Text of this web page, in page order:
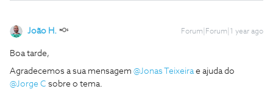
João H. Forum|Forum|1 year ago
Boa tarde,
Agradecemos a sua mensagem ​ @Jonas Teixeirae ajuda do ​
@Jorge C sobre o tema.